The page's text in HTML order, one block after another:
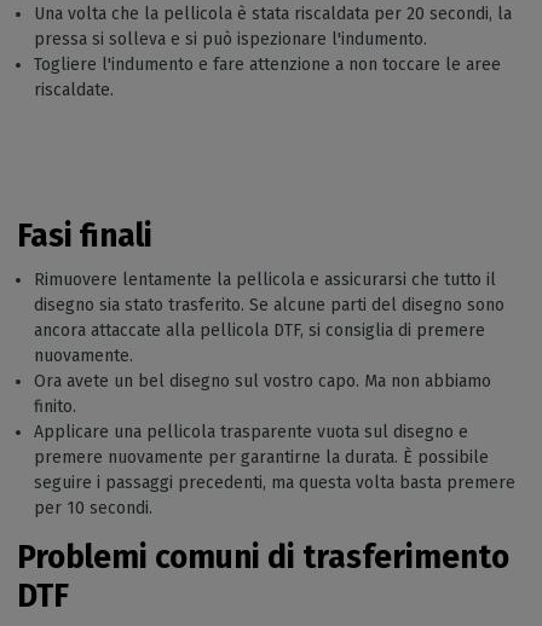
Una volta che la pellicola è stata riscaldata per 20 secondi, la
pressa si solleva e si può ispezionare l'indumento.
Togliere l'indumento e fare attenzione a non toccare le aree
riscaldate.
Fasi finali
Rimuovere lentamente la pellicola e assicurarsi che tutto il
disegno sia stato trasferito. Se alcune parti del disegno sono
ancora attaccate alla pellicola DTF, si consiglia di premere
nuovamente.
Ora avete un bel disegno sul vostro capo. Ma non abbiamo
finito.
Applicare una pellicola trasparente vuota sul disegno e
premere nuovamente per garantirne la durata. È possibile
seguire i passaggi precedenti, ma questa volta basta premere
per 10 secondi.
Problemi comuni di trasferimento
DTF